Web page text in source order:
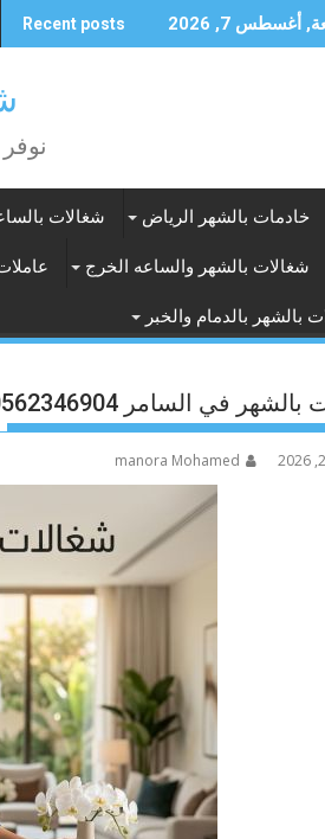
أغسطس 7, 2026 Recent posts
خادمات بالشهر الرياض شغالات
شغالات بالشهر والساعه الخرج
بالشهر بالدمام والخبر
في السامر 0562346904
manora Mohamed